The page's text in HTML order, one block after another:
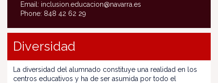
Email: inclusion.educacion@navarra.es
Phone: 848 42 62 29
Diversidad
La diversidad del alumnado constituye una realidad en los
centros educativos y ha de ser asumida por todo el